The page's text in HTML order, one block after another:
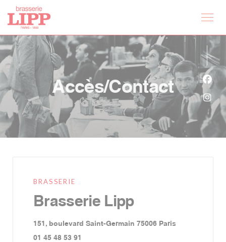
Personnalisation de vos choix en matière de cookies
Accès/Contact
BRASSERIE
Brasserie Lipp
151, boulevard Saint-Germain 75006 Paris
01 45 48 53 91